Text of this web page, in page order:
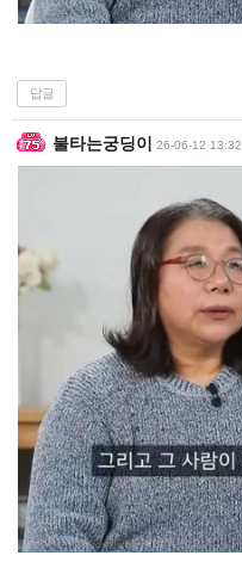
답글
불타는궁딩이 26-06-12 13:32